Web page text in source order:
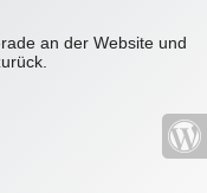
an der Website und